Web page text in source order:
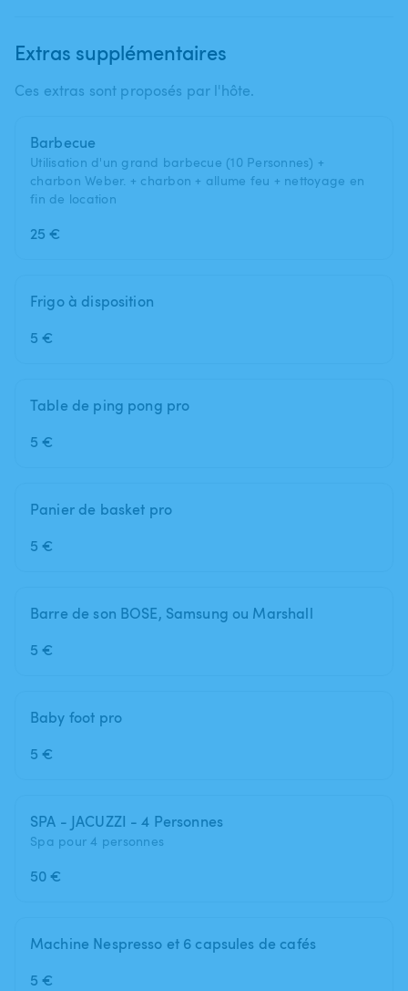
Extras supplémentaires
Ces extras sont proposés par l'hôte.
Barbecue
Utilisation d'un grand barbecue (10 Personnes) +
charbon Weber. + charbon + allume feu + nettoyage en
fin de location
25 €
Frigo à disposition
5 €
Table de ping pong pro
5 €
Panier de basket pro
5 €
Barre de son BOSE, Samsung ou Marshall
5 €
Baby foot pro
5 €
SPA - JACUZZI - 4 Personnes
Spa pour 4 personnes
50 €
Machine Nespresso et 6 capsules de cafés
5 €